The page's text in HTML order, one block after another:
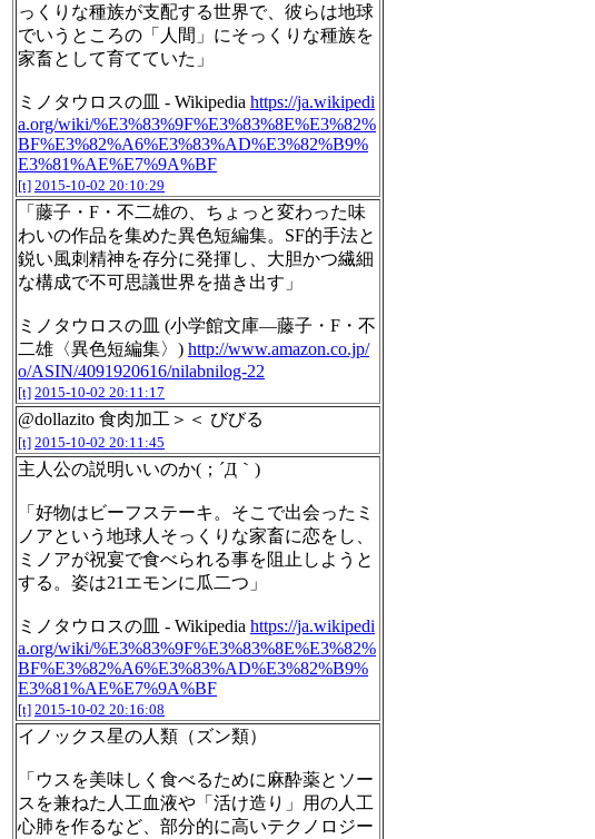
っくりな種族が支配する世界で、彼らは地球
でいうところの「人間」にそっくりな種族を
家畜として育てていた」
ミノタウロスの皿 - Wikipedia https://ja.wikipedi
a.org/wiki/%E3%83%9F%E3%83%8E%E3%82%
BF%E3%82%A6%E3%83%AD%E3%82%B9%
E3%81%AE%E7%9A%BF
[t] 2015-10-02 20:10:29
「藤子・F・不二雄の、ちょっと変わった味
わいの作品を集めた異色短編集。SF的手法と
鋭い風刺精神を存分に発揮し、大胆かつ繊細
な構成で不可思議世界を描き出す」
ミノタウロスの皿 (小学館文庫―藤子・F・不
二雄〈異色短編集〉) http://www.amazon.co.jp/
o/ASIN/4091920616/nilabnilog-22
[t] 2015-10-02 20:11:17
@dollazito 食肉加工＞＜ びびる
[t] 2015-10-02 20:11:45
主人公の説明いいのか(；´Д｀)
「好物はビーフステーキ。そこで出会ったミ
ノアという地球人そっくりな家畜に恋をし、
ミノアが祝宴で食べられる事を阻止しようと
する。姿は21エモンに瓜二つ」
ミノタウロスの皿 - Wikipedia https://ja.wikipedi
a.org/wiki/%E3%83%9F%E3%83%8E%E3%82%
BF%E3%82%A6%E3%83%AD%E3%82%B9%
E3%81%AE%E7%9A%BF
[t] 2015-10-02 20:16:08
イノックス星の人類（ズン類）
「ウスを美味しく食べるために麻酔薬とソー
スを兼ねた人工血液や「活け造り」用の人工
心肺を作るなど、部分的に高いテクノロジー